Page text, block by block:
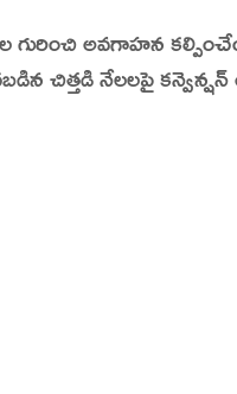
Day in History
గురించి అవగాహన
చిత్తడి నేలలపై